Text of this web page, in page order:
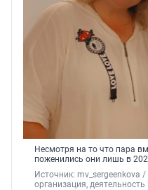
Несмотря на то что пара
поженились они лишь в
Источник: mv_sergeenkova /
организация,